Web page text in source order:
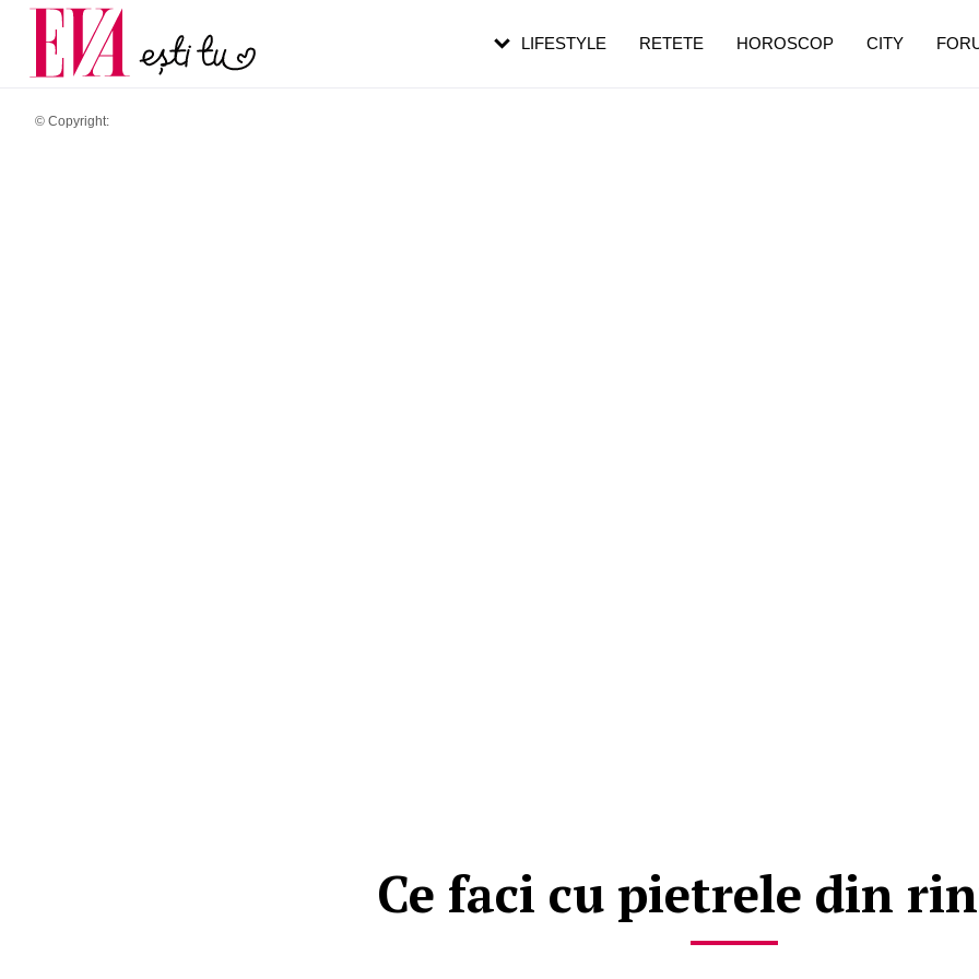
© Copyright:
Ce faci cu pietrele din
LIFESTYLE RETETE HOROSCOP CITY
Carieră
Actualitate
pe măsură ce înaintezi în vârstă
de dureroasă este investigația